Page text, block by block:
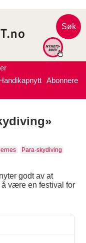
Søk
Abonnere
Para-skydiving
godt av at
å være en festival for